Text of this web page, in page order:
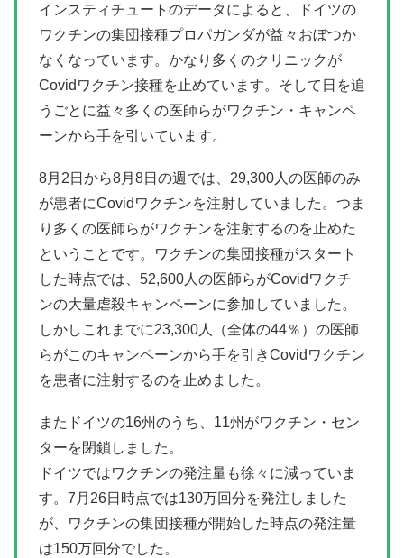
インスティチュートのデータによると、ドイツの
ワクチンの集団接種プロパガンダが益々おぼつか
なくなっています。かなり多くのクリニックが
Covidワクチン接種を止めています。そして日を追
うごとに益々多くの医師らがワクチン・キャンペ
ーンから手を引いています。
8月2日から8月8日の週では、29,300人の医師のみ
が患者にCovidワクチンを注射していました。つま
り多くの医師らがワクチンを注射するのを止めた
ということです。ワクチンの集団接種がスタート
した時点では、52,600人の医師らがCovidワクチ
ンの大量虐殺キャンペーンに参加していました。
しかしこれまでに23,300人（全体の44％）の医師
らがこのキャンペーンから手を引きCovidワクチン
を患者に注射するのを止めました。
またドイツの16州のうち、11州がワクチン・セン
ターを閉鎖しました。
ドイツではワクチンの発注量も徐々に減っていま
す。7月26日時点では130万回分を発注しました
が、ワクチンの集団接種が開始した時点の発注量
は150万回分でした。